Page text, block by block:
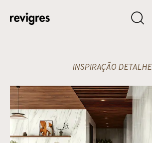
Saltar para o conteúdo principal
INSPIRAÇÃO DETALHE